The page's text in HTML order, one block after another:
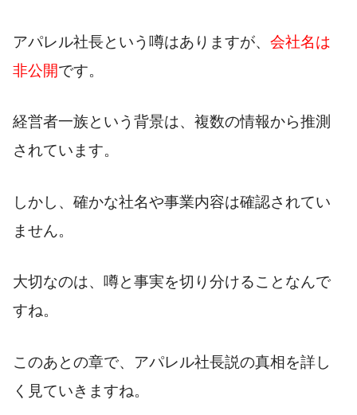
アパレル社長という噂はありますが、 会社名は
非公開です。
経営者一族という背景は、複数の情報から推測
されています。
しかし、確かな社名や事業内容は確認されてい
ません。
大切なのは、噂と事実を切り分けることなんで
すね。
このあとの章で、アパレル社長説の真相を詳し
く見ていきますね。